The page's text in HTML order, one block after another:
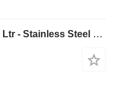
Hagemann GmbH Beckum 8200 Ltr - Stainless Steel Reactor